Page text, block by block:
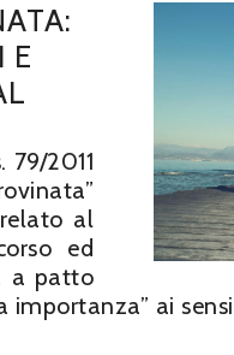
E
79/2011
al
ed
a patto
ai